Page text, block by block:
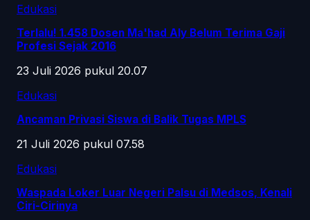
Edukasi
Terlalu! 1.458 Dosen Ma'had Aly Belum Terima Gaji
Profesi Sejak 2016
23 Juli 2026 pukul 20.07
Edukasi
Ancaman Privasi Siswa di Balik Tugas MPLS
21 Juli 2026 pukul 07.58
Edukasi
Waspada Loker Luar Negeri Palsu di Medsos, Kenali
Ciri-Cirinya